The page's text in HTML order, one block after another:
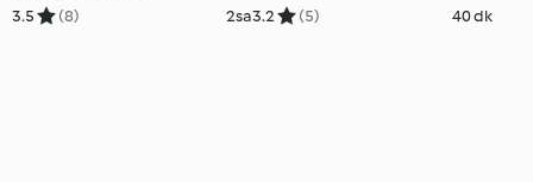
3.5 (8) 2sa3.2 (5) 40 dk